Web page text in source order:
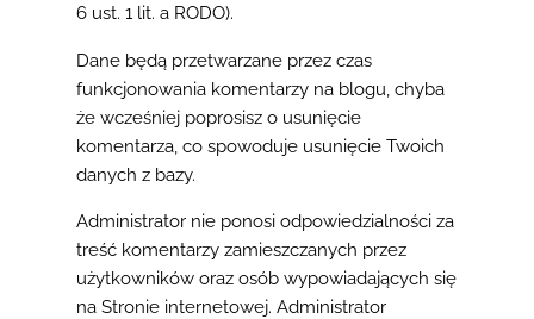
6 ust. 1 lit. a RODO).
Dane będą przetwarzane przez czas
funkcjonowania komentarzy na blogu, chyba
że wcześniej poprosisz o usunięcie
komentarza, co spowoduje usunięcie Twoich
danych z bazy.
Administrator nie ponosi odpowiedzialności za
treść komentarzy zamieszczanych przez
użytkowników oraz osób wypowiadających się
na Stronie internetowej. Administrator